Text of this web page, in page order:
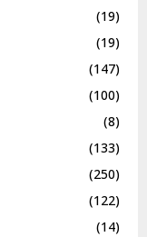
(19)
(19)
(147)
(100)
(8)
(133)
(250)
(122)
(14)